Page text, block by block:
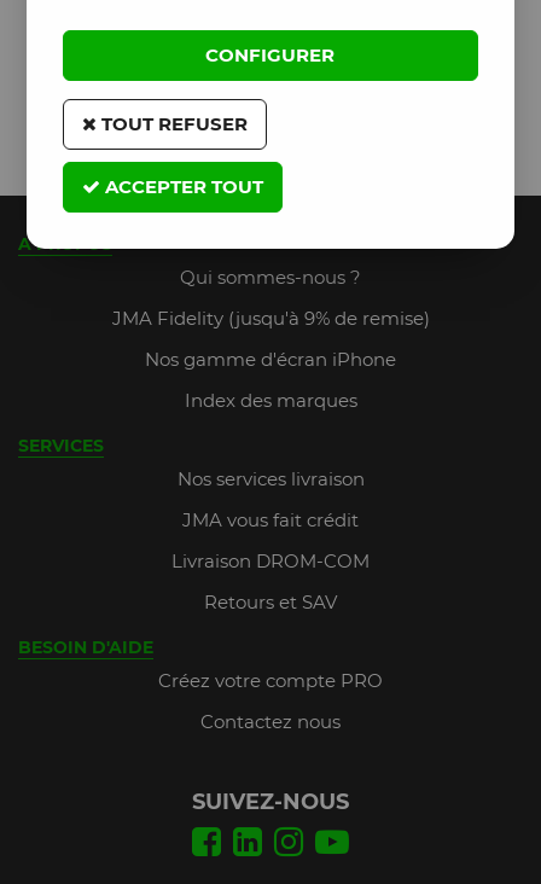
A PROPOS
Qui sommes-nous ?
JMA Fidelity (jusqu'à 9% de remise)
Nos gamme d'écran iPhone
Index des marques
SERVICES
Nos services livraison
JMA vous fait crédit
Livraison DROM-COM
Retours et SAV
BESOIN D'AIDE
Créez votre compte PRO
Contactez nous
SUIVEZ-NOUS
CONFIGURER
TOUT REFUSER
ACCEPTER TOUT